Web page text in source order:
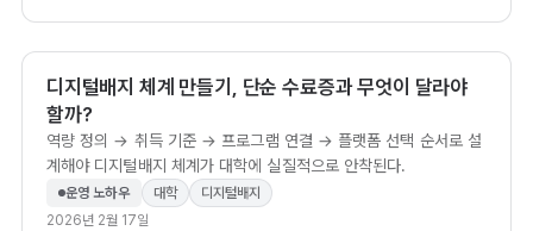
디지털배지 체계 만들기, 단순 수료증과 무엇이 달라야
할까?
역량 정의 → 취득 기준 → 프로그램 연결 → 플랫폼 선택 순서로 설
계해야 디지털배지 체계가 대학에 실질적으로 안착된다.
운영 노하우 대학
디지털배지
2026년 2월 17일